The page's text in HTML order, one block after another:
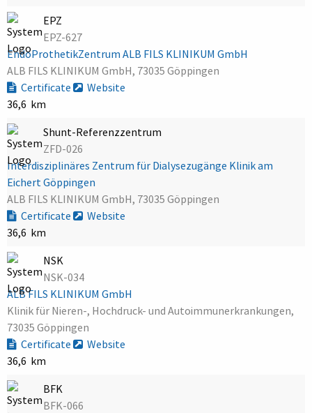
EPZ
EPZ-627
EndoProthetikZentrum ALB FILS KLINIKUM GmbH
ALB FILS KLINIKUM GmbH, 73035 Göppingen
Certificate
Website
36,6 km
Shunt-Referenzzentrum
ZFD-026
Interdisziplinäres Zentrum für Dialysezugänge Klinik am
Eichert Göppingen
ALB FILS KLINIKUM GmbH, 73035 Göppingen
Certificate
Website
36,6 km
NSK
NSK-034
ALB FILS KLINIKUM GmbH
Klinik für Nieren-, Hochdruck- und Autoimmunerkrankungen,
73035 Göppingen
Certificate
Website
36,6 km
BFK
BFK-066